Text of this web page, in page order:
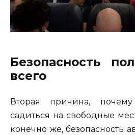
Безопасность
всего
Вторая причина,
садиться на свободные
конечно же, безопасность